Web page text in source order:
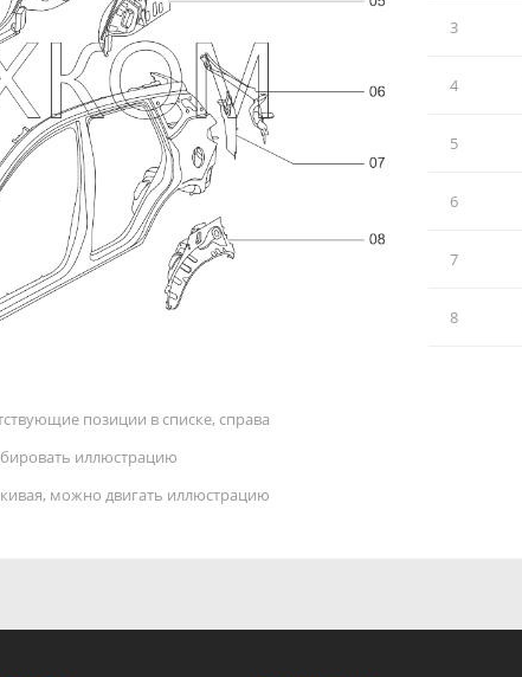
3
4
5
6
7
8
позиции в списке, справа
иллюстрацию
можно двигать иллюстрацию